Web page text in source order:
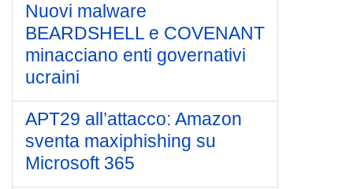
Nuovi malware
BEARDSHELL e COVENANT
minacciano enti governativi
ucraini
APT29 all’attacco: Amazon
sventa maxiphishing su
Microsoft 365